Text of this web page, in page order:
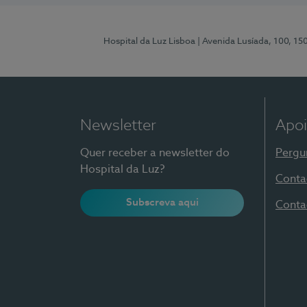
Hospital da Luz Lisboa | Avenida Lusíada, 100,
Newsletter
Quer receber a newsletter do
Hospital da Luz?
Subscreva aqui